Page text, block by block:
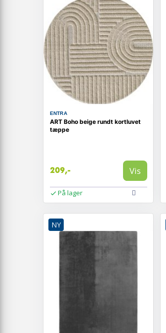
ENTRA
ART Boho beige rundt kortluvet
tæppe
209,- Vis
På lager
NY